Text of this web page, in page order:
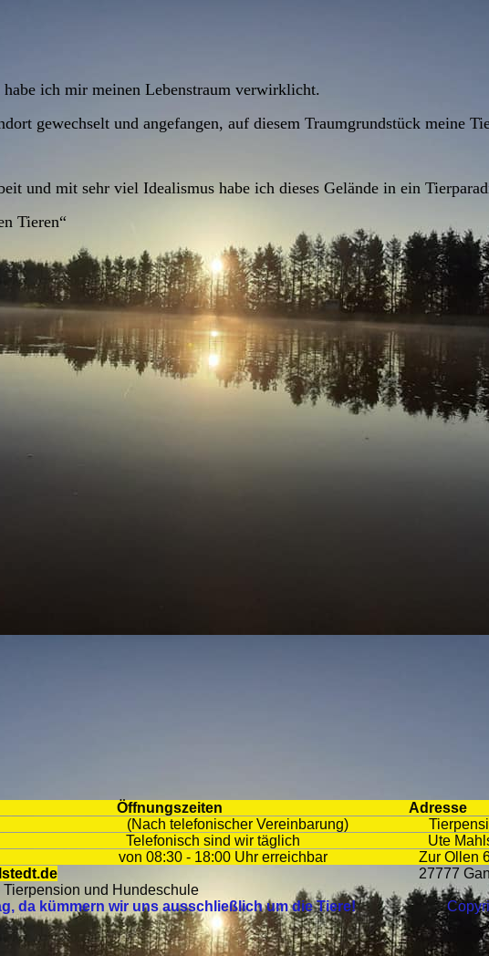
ich mir meinen Lebenstraum verwirklicht.
gewechselt und angefangen, auf diesem Traumgrundstück meine
und mit sehr viel Idealismus habe ich dieses Gelände in ein
Tieren“
Öffnungszeiten Adresse
60 0 (Nach telefonischer Vereinbarung)
- 40 98 5 Telefonisch sind wir
08:30 - 18:00 Uhr erreichbar
27777 Ganderkesee -
- Tierpension und Hundeschule
da kümmern wir uns ausschließlich um die Tiere!
Copyright